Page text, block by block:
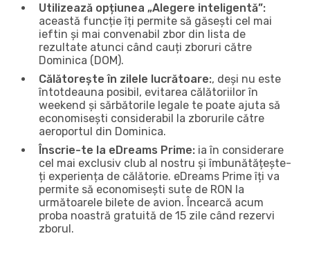
Utilizează opțiunea „Alegere inteligentă”:
această funcție îți permite să găsești cel mai
ieftin și mai convenabil zbor din lista de
rezultate atunci când cauți zboruri către
Dominica (DOM).
Călătorește în zilele lucrătoare:, deși nu este
întotdeauna posibil, evitarea călătoriilor în
weekend și sărbătorile legale te poate ajuta să
economisești considerabil la zborurile către
aeroportul din Dominica.
Înscrie-te la eDreams Prime: ia în considerare
cel mai exclusiv club al nostru și îmbunătățește-
ți experiența de călătorie. eDreams Prime îți va
permite să economisești sute de RON la
următoarele bilete de avion. Încearcă acum
proba noastră gratuită de 15 zile când rezervi
zborul.